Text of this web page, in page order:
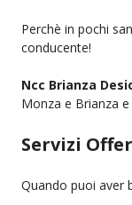
Perchè in pochi
conducente!
Ncc Brianza
Monza e Brianza
Servizi
Quando puoi aver